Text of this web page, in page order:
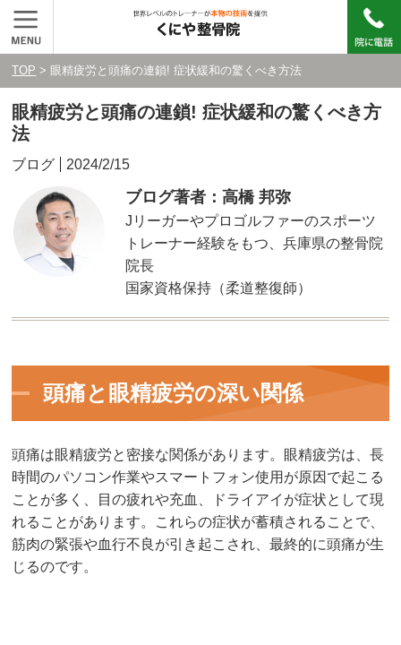
TOP > 眼精疲労と頭痛の連鎖! 症状緩和の驚くべき方法
眼精疲労と頭痛の連鎖! 症状緩和の驚くべき方
法
ブログ 2024/2/15
ブログ著者：高橋 邦弥
Jリーガーやプロゴルファーのスポーツ
トレーナー経験をもつ、兵庫県の整骨院
院長
国家資格保持（柔道整復師）
頭痛と眼精疲労の深い関係
頭痛は眼精疲労と密接な関係があります。眼精疲労は、長
時間のパソコン作業やスマートフォン使用が原因で起こる
ことが多く、目の疲れや充血、ドライアイが症状として現
れることがあります。これらの症状が蓄積されることで、
筋肉の緊張や血行不良が引き起こされ、最終的に頭痛が生
じるのです。